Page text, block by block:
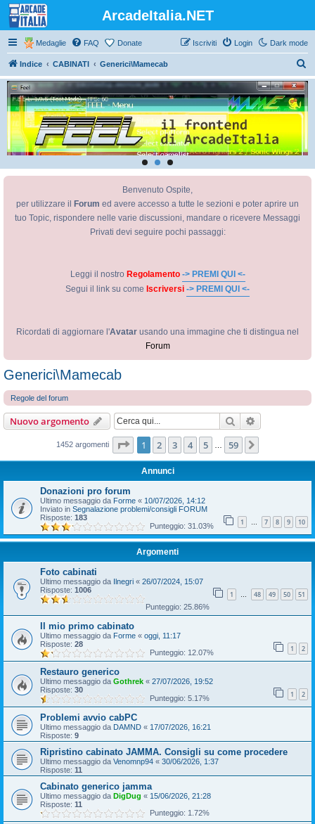
ArcadeItalia.NET
Dark mode
Medaglie FAQ Donate Login
Iscriviti
Indice CABINATI Generici\Mamecab
e
r
c
Benvenuto Ospite,
per utilizzare il
Forum ed avere accesso a tutte le sezioni e poter aprire un
tuo Topic, rispondere nelle varie discussioni, mandare o ricevere Messaggi
Privati devi seguire pochi passaggi:
Leggi il nostro Regolamento -> PREMI QUI <-
Segui il link su come Iscriversi -> PREMI QUI <-
Ricordati di aggiornare l'Avatar usando una immagine che ti distingua nel
Forum
Generici\Mamecab
Regole del forum
Nuovo argomento Cerca
1452 argomenti Pagina di 59
1 2 3 4 5 59
Annunci
Donazioni pro forum
Ultimo messaggio da Forme « 10/07/2026, 14:12
Inviato in Segnalazione problemi/consigli FORUM
Risposte: 183 1 … 7 8 9 10
Punteggio: 31.03%
Argomenti
Foto cabinati
Ultimo messaggio da Ilnegri « 26/07/2024, 15:07
Risposte: 1006 1 … 48 49 50 51
Punteggio: 25.86%
Il mio primo cabinato
Ultimo messaggio da Forme « oggi, 11:17
Risposte: 28 1 2
Punteggio: 12.07%
Restauro generico
Ultimo messaggio da Gothrek « 27/07/2026, 19:52
Risposte: 30 1 2
Punteggio: 5.17%
Problemi avvio cabPC
Ultimo messaggio da DAMND « 17/07/2026, 16:21
Risposte: 9
Ripristino cabinato JAMMA. Consigli su come procedere
Ultimo messaggio da Venomnp94 « 30/06/2026, 1:37
Risposte: 11
Cabinato generico jamma
Ultimo messaggio da DigDug « 15/06/2026, 21:28
Risposte: 11
Punteggio: 1.72%